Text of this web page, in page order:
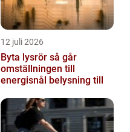
12 juli 2026
Byta lysrör så går
omställningen till
energisnål belysning till